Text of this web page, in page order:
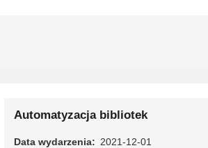
Automatyzacja bibliotek
Data wydarzenia
2021-12-01